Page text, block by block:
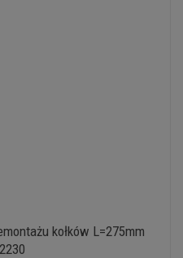
kołków L=275mm